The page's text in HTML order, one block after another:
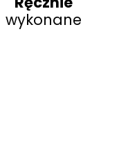
wykonane